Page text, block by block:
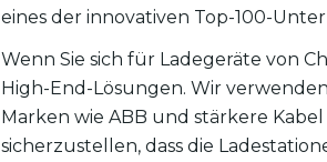
eines der innovativen Top-100-
Wenn Sie sich für Ladegeräte von
High-End-Lösungen. Wir
Marken wie ABB und stärkere
sicherzustellen, dass die